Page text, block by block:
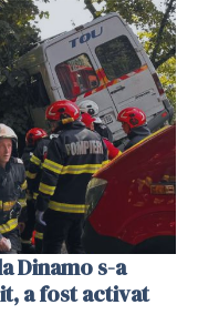
Dinamo s-a
a fost activat